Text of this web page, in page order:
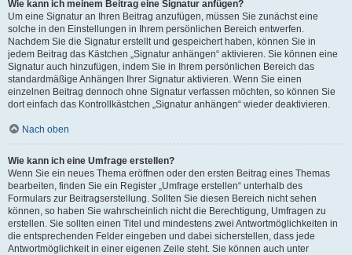
Wie kann ich meinem Beitrag eine Signatur anfügen?
Um eine Signatur an Ihren Beitrag anzufügen, müssen Sie zunächst eine
solche in den Einstellungen in Ihrem persönlichen Bereich entwerfen.
Nachdem Sie die Signatur erstellt und gespeichert haben, können Sie in
jedem Beitrag das Kästchen „Signatur anhängen“ aktivieren. Sie können eine
Signatur auch hinzufügen, indem Sie in Ihrem persönlichen Bereich das
standardmäßige Anhängen Ihrer Signatur aktivieren. Wenn Sie einen
einzelnen Beitrag dennoch ohne Signatur verfassen möchten, so können Sie
dort einfach das Kontrollkästchen „Signatur anhängen“ wieder deaktivieren.
Nach oben
Wie kann ich eine Umfrage erstellen?
Wenn Sie ein neues Thema eröffnen oder den ersten Beitrag eines Themas
bearbeiten, finden Sie ein Register „Umfrage erstellen“ unterhalb des
Formulars zur Beitragserstellung. Sollten Sie diesen Bereich nicht sehen
können, so haben Sie wahrscheinlich nicht die Berechtigung, Umfragen zu
erstellen. Sie sollten einen Titel und mindestens zwei Antwortmöglichkeiten in
die entsprechenden Felder eingeben und dabei sicherstellen, dass jede
Antwortmöglichkeit in einer eigenen Zeile steht. Sie können auch unter